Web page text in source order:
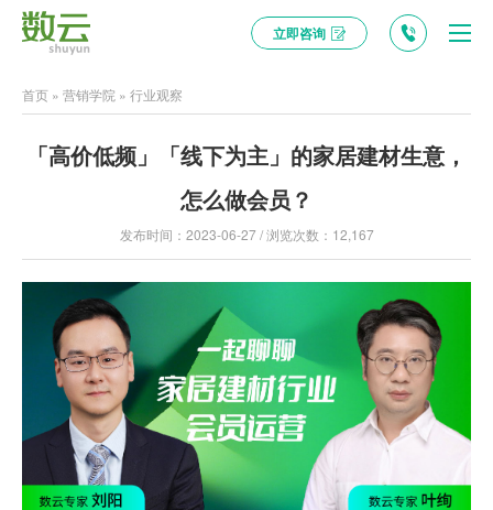
立即咨询
首页 » 营销学院 » 行业观察
「高价低频」「线下为主」的家居建材生意，
怎么做会员？
发布时间：2023-06-27 / 浏览次数：12,167